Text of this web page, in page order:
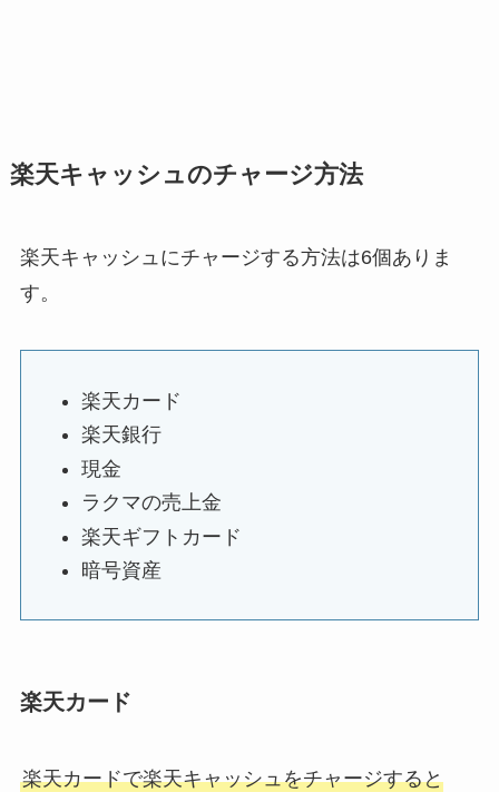
楽天キャッシュのチャージ方法
楽天キャッシュにチャージする方法は6個ありま
す。
楽天カード
楽天銀行
現金
ラクマの売上金
楽天ギフトカード
暗号資産
楽天カード
楽天カードで楽天キャッシュをチャージすると